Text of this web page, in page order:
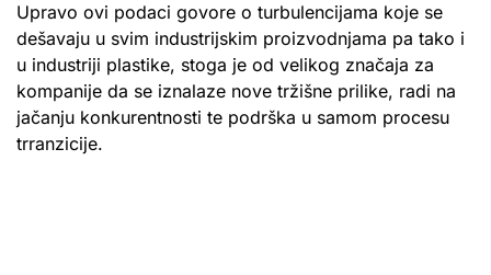
Upravo ovi podaci govore o turbulencijama koje se
dešavaju u svim industrijskim proizvodnjama pa tako i
u industriji plastike, stoga je od velikog značaja za
kompanije da se iznalaze nove tržišne prilike, radi na
jačanju konkurentnosti te podrška u samom procesu
trranzicije.